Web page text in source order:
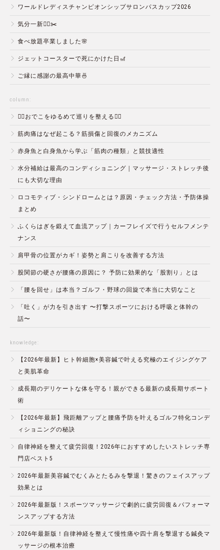
ワールドレディスチャンピオンシップサロンパスカップ2026
気分一新💇‍♂️✂️
食べ放題卒業しました🌸
ジェットコースターで死にかけた日🎢
ご縁に感謝の最高中華🍜
column:
💆‍♀️おでこをゆるめて巡りを整える💆‍♂️
筋肉痛はなぜ起こる？筋損傷と回復のメカニズム
赤身魚と白身魚から学ぶ「筋肉の種類」と競技適性
水分補給は最高のコンディショニング｜マッサージ・ストレッチ後
にも大切な理由
ロコモティブ・シンドロームとは？原因・チェック方法・予防体操
まとめ
ふくらはぎを鍛えて血流アップ｜カーフレイズで行うセルフメンテ
ナンス
肩甲骨の位置がカギ！姿勢と肩こりを改善する方法
股関節の硬さが腰痛の原因に？ 予防に効果的な「股割り」とは
「腰を回せ」は本当？ゴルフ・野球の回旋で本当に大切なこと
「吐く」が力を引き出す 〜打撃スポーツにおける呼吸と体幹の
話〜
knowledge:
【2026年最新】ヒト幹細胞×美容鍼で叶える究極のエイジングケア
と美肌革命
成長期のデリケートな体を守る！親ができる最新の成長期サポート
術
【2026年最新】飛距離アップと腰痛予防を叶えるゴルフ特化コンデ
ィショニングの秘訣
自律神経を整えて疲労回復！2026年におすすめしたいストレッチ専
門店ベスト5
2026年最新美容鍼でむくみとたるみを撃退！驚きのフェイスアップ
効果とは
2026年最新版！スポーツマッサージで劇的に疲労回復＆パフォーマ
ンスアップする方法
2026年最新版！自律神経を整えて慢性痛や四十肩を撃退する鍼灸マ
ッサージの根本治療